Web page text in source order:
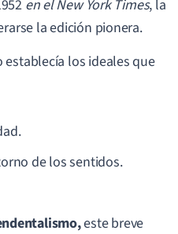
en el New York Times, la
la edición pionera.
los ideales que
de los sentidos.
este breve